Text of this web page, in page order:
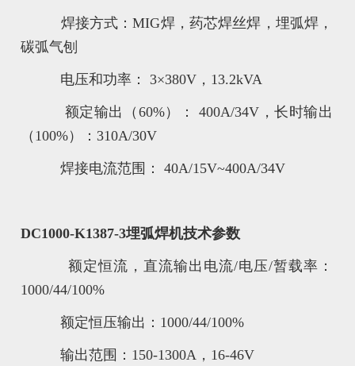
焊接方式：MIG焊，药芯焊丝焊，埋弧焊，
碳弧气刨
电压和功率： 3×380V，13.2kVA
额定输出（60%）： 400A/34V，长时输出
（100%）：310A/30V
焊接电流范围： 40A/15V~400A/34V
DC1000-K1387-3埋弧焊机技术参数
额定恒流，直流输出电流/电压/暂载率：
1000/44/100%
额定恒压输出：1000/44/100%
输出范围：150-1300A，16-46V